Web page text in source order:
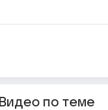
Видео по теме